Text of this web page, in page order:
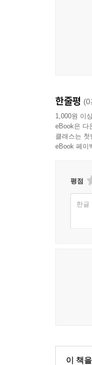
한줄평 (0
1,000원 이
eBook은 다
클래스는
eBook 페이
평점
한글
이 책